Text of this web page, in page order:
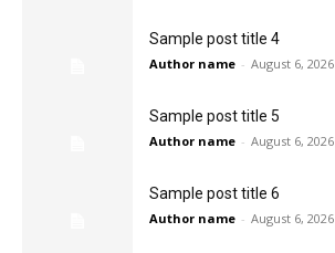
Sample post title 4
Author name - August 6, 2026
Sample post title 5
Author name - August 6, 2026
Sample post title 6
Author name - August 6, 2026